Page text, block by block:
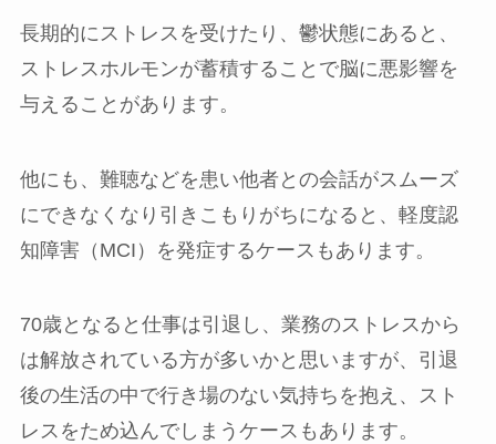
長期的にストレスを受けたり、鬱状態にあると、
ストレスホルモンが蓄積することで脳に悪影響を
与えることがあります。
他にも、難聴などを患い他者との会話がスムーズ
にできなくなり引きこもりがちになると、軽度認
知障害（MCI）を発症するケースもあります。
70歳となると仕事は引退し、業務のストレスから
は解放されている方が多いかと思いますが、引退
後の生活の中で行き場のない気持ちを抱え、スト
レスをため込んでしまうケースもあります。